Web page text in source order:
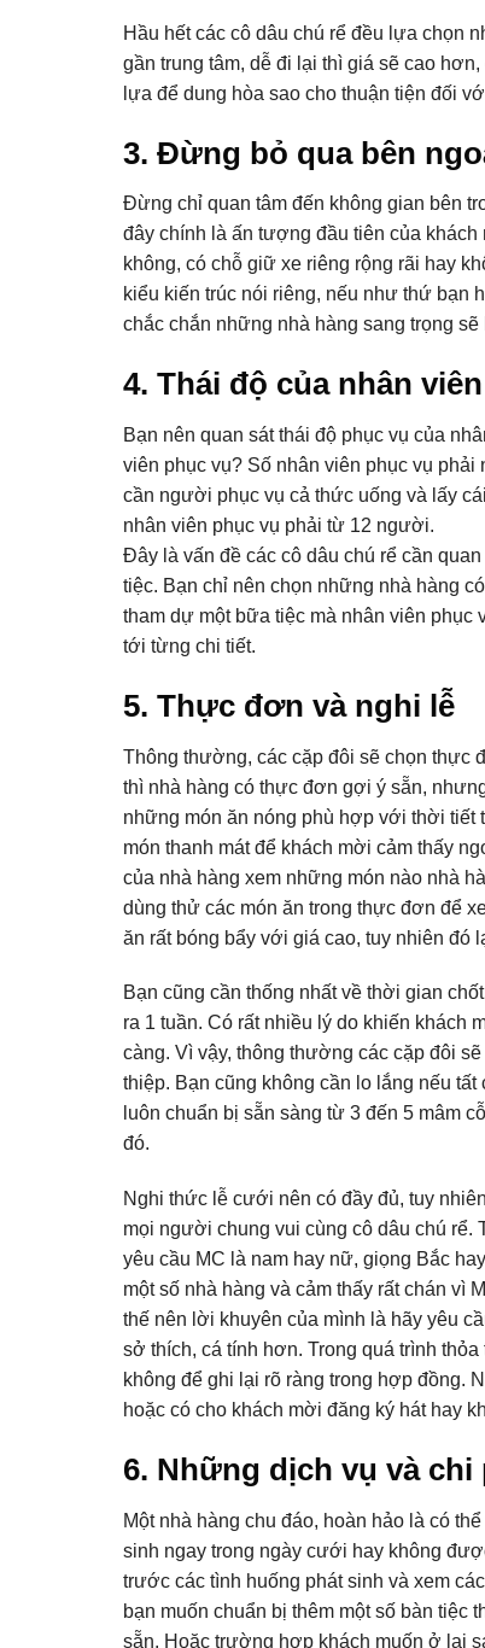
Hầu hết các cô dâu chú rể đều lựa chọn
gần trung tâm, dễ đi lại thì giá sẽ cao
lựa để dung hòa sao cho thuận tiện đối
3. Đừng bỏ qua bên
Đừng chỉ quan tâm đến không gian bên
đây chính là ấn tượng đầu tiên của
không, có chỗ giữ xe riêng rộng rãi hay
kiểu kiến trúc nói riêng, nếu như thứ
chắc chắn những nhà hàng sang trọng
4. Thái độ của nhân
Bạn nên quan sát thái độ phục vụ của
viên phục vụ? Số nhân viên phục vụ
cần người phục vụ cả thức uống và lấy
nhân viên phục vụ phải từ 12 người.
Đây là vấn đề các cô dâu chú rể cần
tiệc. Bạn chỉ nên chọn những nhà hàng
tham dự một bữa tiệc mà nhân viên phục
tới từng chi tiết.
5. Thực đơn và nghi lễ
Thông thường, các cặp đôi sẽ chọn thực
thì nhà hàng có thực đơn gợi ý sẵn,
những món ăn nóng phù hợp với thời tiết
món thanh mát để khách mời cảm thấy
của nhà hàng xem những món nào nhà
dùng thử các món ăn trong thực đơn để
ăn rất bóng bẩy với giá cao, tuy nhiên đó
Bạn cũng cần thống nhất về thời gian
ra 1 tuần. Có rất nhiều lý do khiến khách
càng. Vì vậy, thông thường các cặp đôi
thiệp. Bạn cũng không cần lo lắng nếu
luôn chuẩn bị sẵn sàng từ 3 đến 5 mâm
đó.
Nghi thức lễ cưới nên có đầy đủ, tuy
mọi người chung vui cùng cô dâu chú rể.
yêu cầu MC là nam hay nữ, giọng Bắc
một số nhà hàng và cảm thấy rất chán vì
thế nên lời khuyên của mình là hãy yêu
sở thích, cá tính hơn. Trong quá trình
không để ghi lại rõ ràng trong hợp đồng.
hoặc có cho khách mời đăng ký hát hay
6. Những dịch vụ và chi
Một nhà hàng chu đáo, hoàn hảo là có
sinh ngay trong ngày cưới hay không
trước các tình huống phát sinh và xem
bạn muốn chuẩn bị thêm một số bàn
sẵn. Hoặc trường hợp khách muốn ở lại